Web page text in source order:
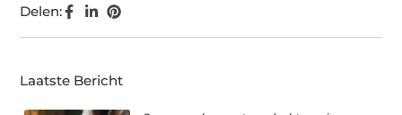
Delen:
Laatste Bericht